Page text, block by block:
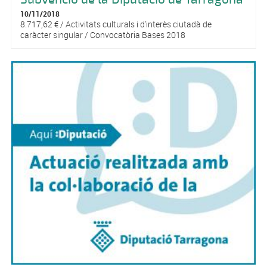
10/11/2018
8.717,62 € / Activitats culturals i d'interès ciutadà de
caràcter singular / Convocatòria Bases 2018